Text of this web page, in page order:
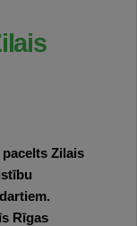
Zilais
Rīgas